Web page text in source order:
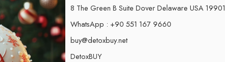
8 The Green B Suite Dover Delaware USA 19901
WhatsApp : +90 551 167 9660
buy@detoxbuy.net
DetoxBUY